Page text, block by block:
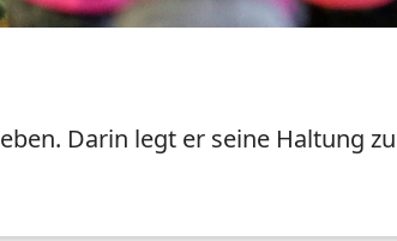
Darin legt er seine Haltung